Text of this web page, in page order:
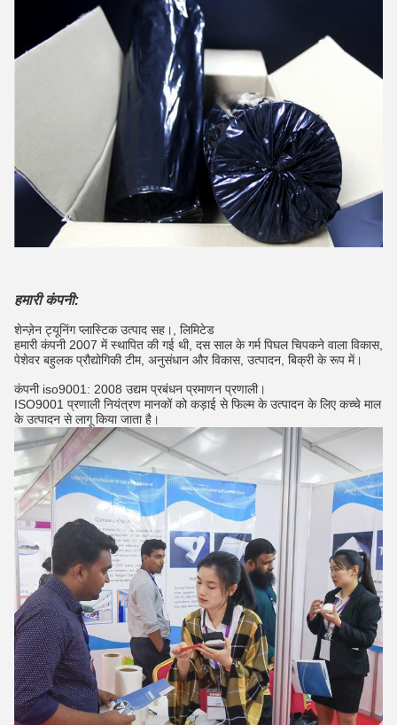
हमारी कंपनी:
शेन्ज़ेन ट्यूनिंग प्लास्टिक उत्पाद सह।, लिमिटेड
हमारी कंपनी 2007 में स्थापित की गई थी, दस साल के गर्म पिघल चिपकने वाला विकास,
पेशेवर बहुलक प्रौद्योगिकी टीम, अनुसंधान और विकास, उत्पादन, बिक्री के रूप में।
कंपनी iso9001: 2008 उद्यम प्रबंधन प्रमाणन प्रणाली।
ISO9001 प्रणाली नियंत्रण मानकों को कड़ाई से फिल्म के उत्पादन के लिए कच्चे माल
के उत्पादन से लागू किया जाता है।